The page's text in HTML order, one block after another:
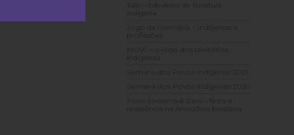
Talin – tabuleiro de literatura
indígena
Jogo da memória – Indígenas e
profissões
MOVÍ – o jogo dos territórios
indígenas
Semana dos Povos Indígenas 2021
Semana dos Povos Indígenas 2020
Povo Jamamadi Deni – festa e
resistência na Amazônia brasileira